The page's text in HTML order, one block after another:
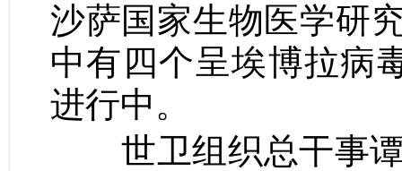
沙萨国家生物医学研
中有四个呈埃博拉病
进行中。
世卫组织总干事